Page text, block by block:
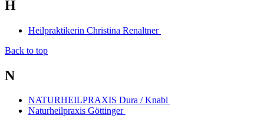
H
Heilpraktikerin Christina Renaltner
Back to top
N
NATURHEILPRAXIS Dura / Knabl
Naturheilpraxis Göttinger